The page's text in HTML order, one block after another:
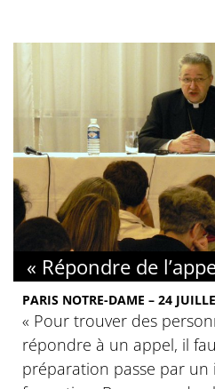
« Répondre de
PARIS NOTRE-DAME – 24
« Pour trouver des
répondre à un appel, il
préparation passe par un